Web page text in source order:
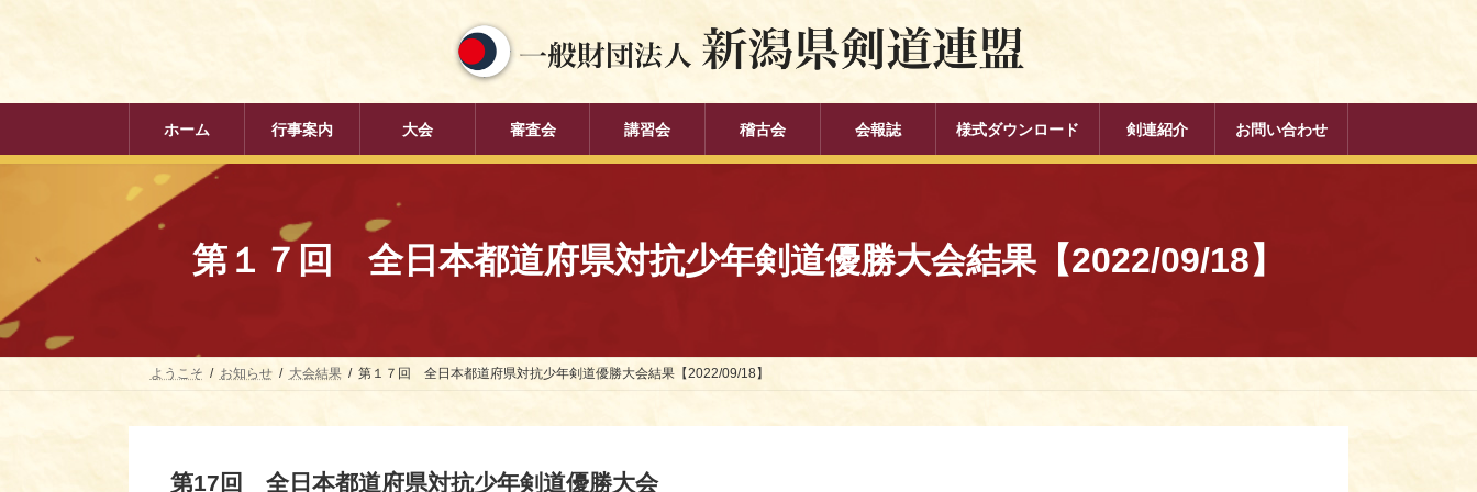
ツ
シ
ホーム 行事案内 大会 審査会 講習会 稽古会 会報誌 様式ダウンロード 剣連紹介 お問い合わせ
第１７回 全日本都道府県対抗少年剣道優勝大会結果【2022/09/18】
ようこそ お知らせ 大会結果 第１７回 全日本都道府県対抗少年剣道優勝大会結果【2022/09/18】
第17 回 全日本都道府県対抗少年剣道優勝大会